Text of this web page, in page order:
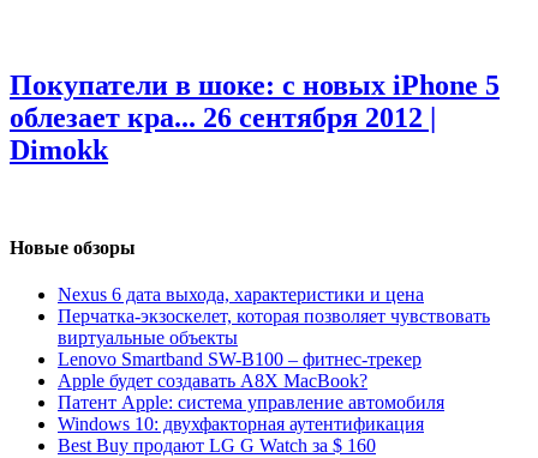
Покупатели в шоке: с новых iPhone 5
облезает кра... 26 сентября 2012 |
Dimokk
Новые обзоры
Nexus 6 дата выхода, характеристики и цена
Перчатка-экзоскелет, которая позволяет чувствовать
виртуальные объекты
Lenovo Smartband SW-B100 – фитнес-трекер
Apple будет создавать A8X MacBook?
Патент Apple: система управление автомобиля
Windows 10: двухфакторная аутентификация
Best Buy продают LG G Watch за $ 160